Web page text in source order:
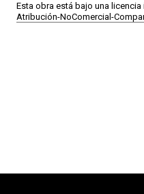
Esta obra está bajo una licencia
Atribución-NoComercial-